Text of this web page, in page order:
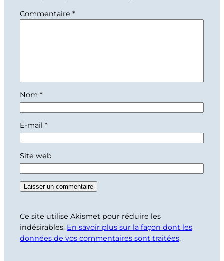
Commentaire *
Nom *
E-mail *
Site web
Ce site utilise Akismet pour réduire les
indésirables. En savoir plus sur la façon dont les
données de vos commentaires sont traitées.